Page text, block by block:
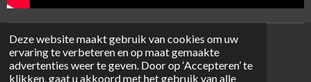
Deze website maakt gebruik van cookies om uw
ervaring te verbeteren en op maat gemaakte
advertenties weer te geven. Door op ‘Accepteren’ te
klikken, gaat u akkoord met het gebruik van alle
© 2025 - 2026 Den Hekse Weeg
Powered byJouwWeb